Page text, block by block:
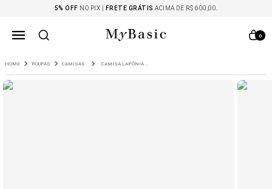
5% OFF NO PIX | FRETE GRÁTIS ACIMA DE R$ 600,00.
0
ROUPAS CAMISAS CAMISA LAPÔNIA MANGA LONGA EM LINHO OFF WHITE